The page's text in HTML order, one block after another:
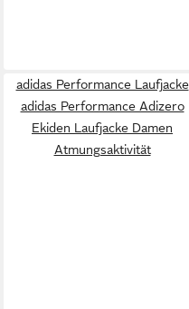
adidas Performance Laufjacke
adidas Performance Adizero
Ekiden Laufjacke Damen
Atmungsaktivität